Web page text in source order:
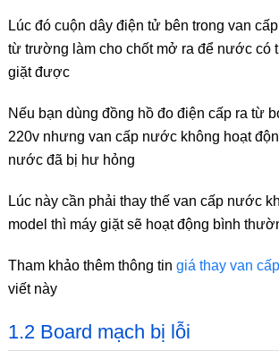
Lúc đó cuộn dây điện tử bên trong van
từ trường làm cho chốt mở ra để nước có
giặt được
Nếu bạn dùng đồng hồ đo điện cấp ra từ
220v nhưng van cấp nước không hoạt
nước đã bị hư hỏng
Lúc này cần phải thay thế van cấp nước
model thì máy giặt sẽ hoạt động bình
Tham khảo thêm thông tin giá thay van
viết này
1.2 Board mạch bị lỗi